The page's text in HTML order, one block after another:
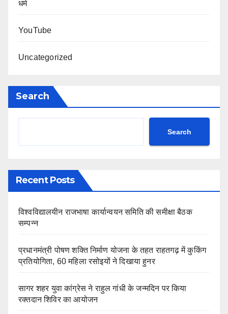
धर्म
YouTube
Uncategorized
Search
Search
Recent Posts
विश्वविद्यालयीन राजभाषा कार्यान्वयन समिति की समीक्षा बैठक
सम्पन्न
प्रधानमंत्री पोषण शक्ति निर्माण योजना के तहत राहतगढ़ में कुकिंग
प्रतियोगिता, 60 महिला रसोइयों ने दिखाया हुनर
सागर शहर युवा कांग्रेस ने राहुल गांधी के जन्मदिन पर किया
रक्तदान शिविर का आयोजन